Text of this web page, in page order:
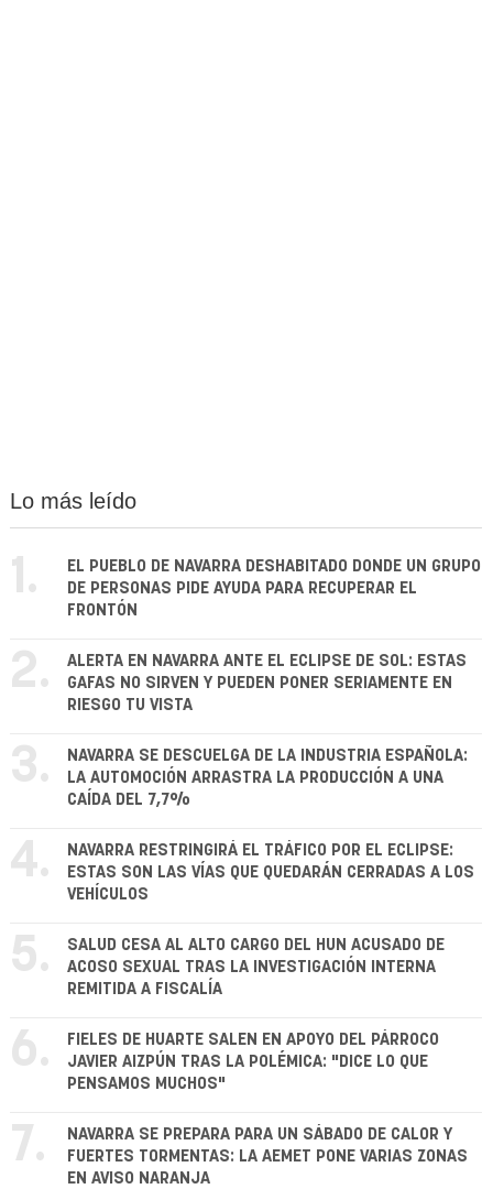
Lo más leído
1.
EL PUEBLO DE NAVARRA DESHABITADO DONDE UN GRUPO
DE PERSONAS PIDE AYUDA PARA RECUPERAR EL
FRONTÓN
2.
ALERTA EN NAVARRA ANTE EL ECLIPSE DE SOL: ESTAS
GAFAS NO SIRVEN Y PUEDEN PONER SERIAMENTE EN
RIESGO TU VISTA
3.
NAVARRA SE DESCUELGA DE LA INDUSTRIA ESPAÑOLA:
LA AUTOMOCIÓN ARRASTRA LA PRODUCCIÓN A UNA
CAÍDA DEL 7,7%
4.
NAVARRA RESTRINGIRÁ EL TRÁFICO POR EL ECLIPSE:
ESTAS SON LAS VÍAS QUE QUEDARÁN CERRADAS A LOS
VEHÍCULOS
5.
SALUD CESA AL ALTO CARGO DEL HUN ACUSADO DE
ACOSO SEXUAL TRAS LA INVESTIGACIÓN INTERNA
REMITIDA A FISCALÍA
6.
FIELES DE HUARTE SALEN EN APOYO DEL PÁRROCO
JAVIER AIZPÚN TRAS LA POLÉMICA: "DICE LO QUE
PENSAMOS MUCHOS"
7.
NAVARRA SE PREPARA PARA UN SÁBADO DE CALOR Y
FUERTES TORMENTAS: LA AEMET PONE VARIAS ZONAS
EN AVISO NARANJA